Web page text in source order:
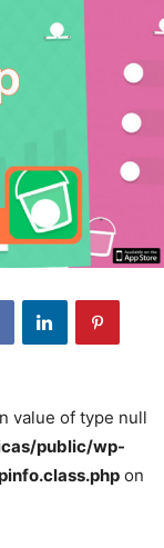
value of type null
public/wp-
on